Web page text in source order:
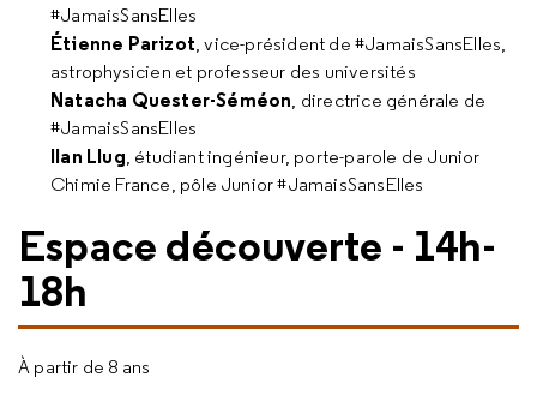
#JamaisSansElles
Étienne Parizot, vice-président de #JamaisSansElles,
astrophysicien et professeur des universités
Natacha Quester-Séméon, directrice générale de
#JamaisSansElles
Ilan Llug, étudiant ingénieur, porte-parole de Junior
Chimie France, pôle Junior #JamaisSansElles
Espace découverte - 14h-
18h
À partir de 8 ans